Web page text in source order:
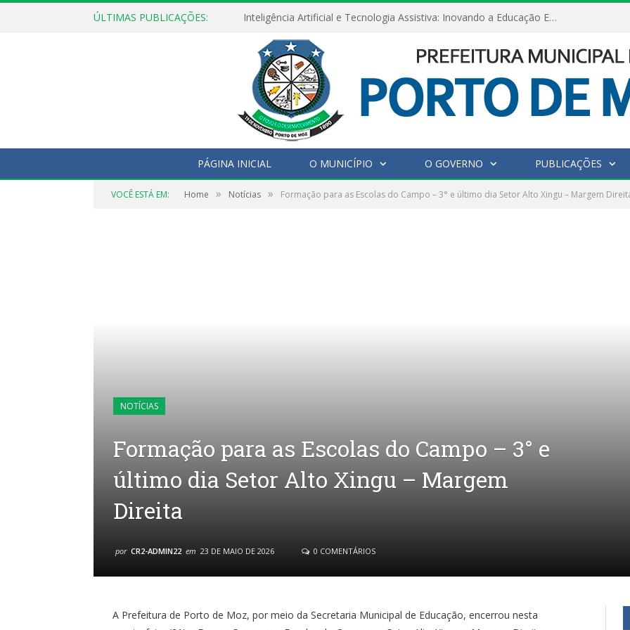
ÚLTIMAS PUBLICAÇÕES: Inteligência Artificial e Tecnologia Assistiva: Inovando a Educação Especial e Inclusiva
PÁGINA INICIAL O MUNICÍPIO O GOVERNO PUBLICAÇÕES
VOCÊ ESTÁ EM: Home » Notícias » Formação para as Escolas do Campo – 3° e último dia Setor Alto Xingu – Margem
NOTÍCIAS
Formação para as Escolas do Campo – 3° e
último dia Setor Alto Xingu – Margem
Direita
por CR2-ADMIN22 em 23 DE MAIO DE 2026 0 COMENTÁRIOS
A Prefeitura de Porto de Moz, por meio da Secretaria Municipal de Educação, encerrou nesta